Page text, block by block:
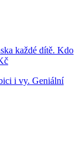
každé dítě. Kdo
i vy. Geniální